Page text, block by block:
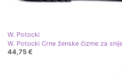
W. Potocki
44,75 €